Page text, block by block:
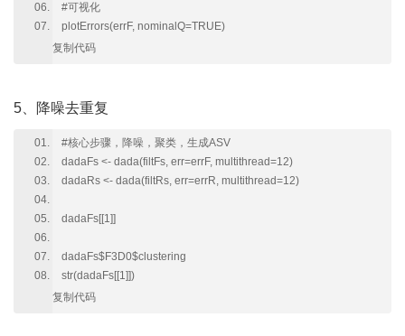
#可视化
plotErrors(errF, nominalQ=TRUE)
复制代码
5、降噪去重复
#核心步骤，降噪，聚类，生成ASV
dadaFs <- dada(filtFs, err=errF, multithread=12)
dadaRs <- dada(filtRs, err=errR, multithread=12)
dadaFs[[1]]
dadaFs$F3D0$clustering
str(dadaFs[[1]])
复制代码